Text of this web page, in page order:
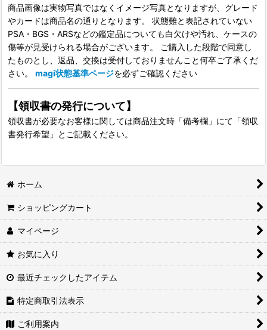
商品画像は実物写真ではなくイメージ写真となりますが、グレード
やカードは商品名の通りとなります。 状態難と表記されていない
PSA・BGS・ARSなどの鑑定品についても白欠けや汚れ、ケースの
傷等が見受けられる場合がございます。 ご購入した段階で同意し
たものとし、返品、交換は受付しておりませんこと何卒ご了承くだ
さい。 magi状態基準ページを必ずご確認ください
【領収書の発行について】
領収書が必要なお客様に関しては商品注文時「備考欄」にて「領収
書発行希望」とご記載ください。
ホーム
ショッピングカート
マイページ
お気に入り
最近チェックしたアイテム
特定商取引法表示
ご利用案内